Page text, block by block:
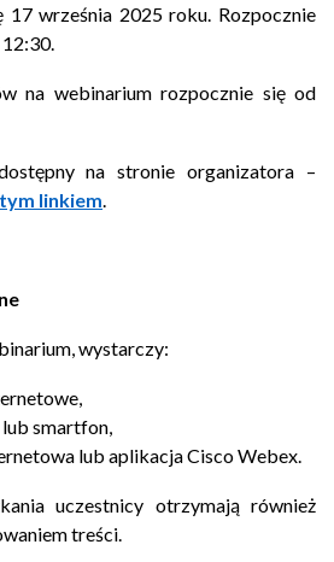
17 września 2025 roku. Rozpocznie
na webinarium rozpocznie się od
na stronie organizatora –
linkiem.
wystarczy:
smartfon,
lub aplikacja Cisco Webex.
uczestnicy otrzymają również
treści.